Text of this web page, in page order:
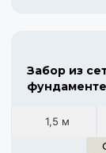
Забор из
1,5 м